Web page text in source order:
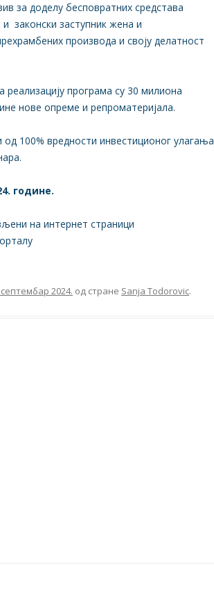
за доделу бесповратних средстава
законски заступник жена и
производа и своју делатност
програма су 30 милиона
нове опреме и репроматеријала.
од 100% вредности инвестиционог улагања
године.
на интернет страници
септембар 2024. од стране Sanja Todorovic.